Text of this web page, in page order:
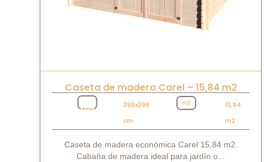
Caseta de madera Carel – 15,84 m2
398x398
cm
13,84
m2
Caseta de madera económica Carel 15,84 m2.
Cabaña de madera ideal para jardín o...